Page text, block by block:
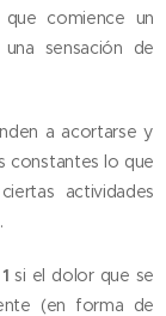
comience un
sensación de
a acortarse y
constantes lo que
actividades
si el dolor que se
(en forma de